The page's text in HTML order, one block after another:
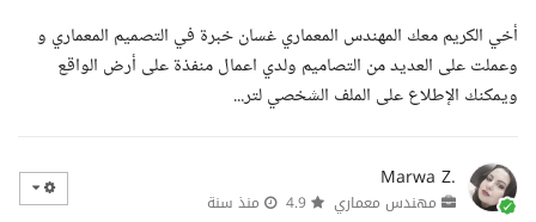
أخي الكريم معك المهندس المعماري غسان خبرة في التصميم المعماري و
وعملت على العديد من التصاميم ولدي اعمال منفذة على أرض الواقع
ويمكنك الإطلاع على الملف الشخصي لتر...
Marwa Z.
مهندس معماري منذ سنة